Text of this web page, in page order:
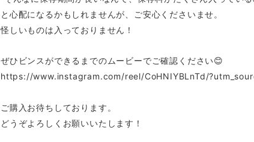
と心配になるかもしれませんが、ご安心くださいませ。
怪しいものは入っておりません！
ぜひビンスができるまでのムービーでご確認ください😊
https://www.instagram.com/reel/CoHNIYBLnTd/
ご購入お待ちしております。
どうぞよろしくお願いいたします！